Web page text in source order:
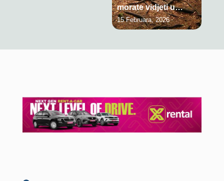
morate vidjeti u
Bosni i Hercegovini
15 Februara, 2026